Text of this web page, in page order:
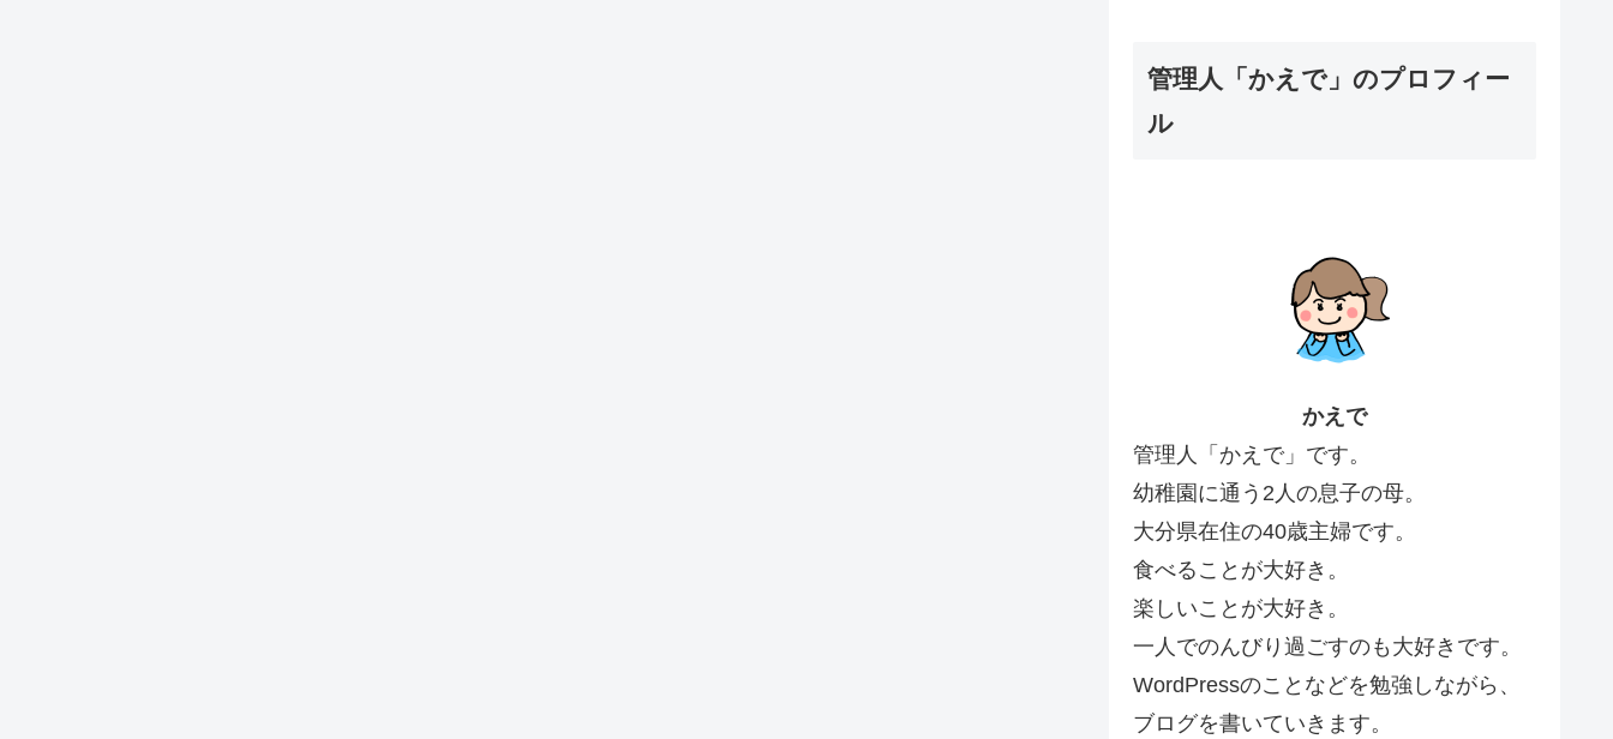
管理人「かえで」のプロフィー
ル
かえで
管理人「かえで」です。
幼稚園に通う2人の息子の母。
大分県在住の40歳主婦です。
食べることが大好き。
楽しいことが大好き。
一人でのんびり過ごすのも大好きです。
WordPressのことなどを勉強しながら、
ブログを書いていきます。